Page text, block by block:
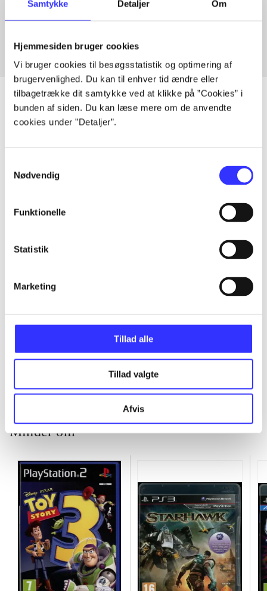
Samtykke Detaljer Om
Hjemmesiden bruger cookies
Vi bruger cookies til besøgsstatistik og optimering af
brugervenlighed. Du kan til enhver tid ændre eller
tilbagetrække dit samtykke ved at klikke på ”Cookies” i
bunden af siden. Du kan læse mere om de anvendte
cookies under ”Detaljer”.
Nødvendig
Funktionelle
Statistik
Marketing
Tillad alle
Tillad valgte
Afvis
Minder om